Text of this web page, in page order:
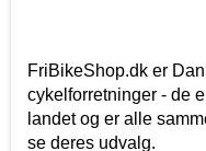
FriBikeShop.dk er
cykelforretninger - de
landet og er alle
se deres udvalg.